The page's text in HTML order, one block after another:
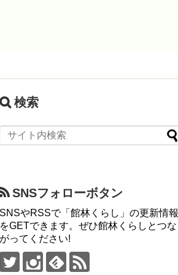
検索
SNSフォローボタン
SNSやRSSで「館林くらし」の更新情報
をGETできます。ぜひ館林くらしとつな
がってください!